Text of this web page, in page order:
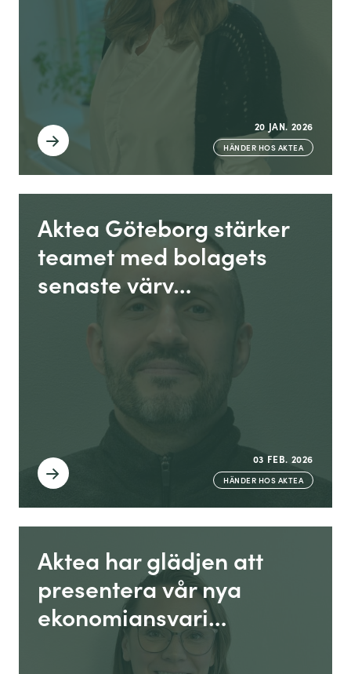
20 JAN. 2026
HÄNDER HOS AKTEA
Aktea Göteborg stärker
teamet med bolagets
senaste värv…
03 FEB. 2026
HÄNDER HOS AKTEA
Aktea har glädjen att
presentera vår nya
ekonomiansvari…